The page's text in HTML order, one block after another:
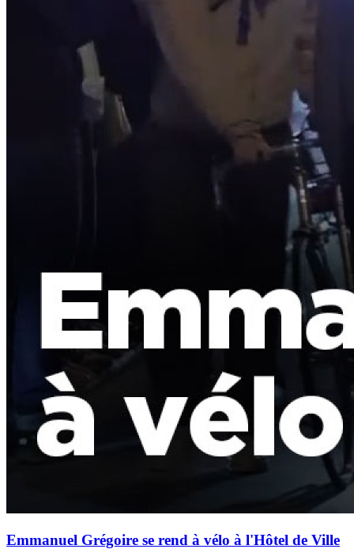
Emmanuel Grégoire se rend à vélo à l'Hôtel de Ville